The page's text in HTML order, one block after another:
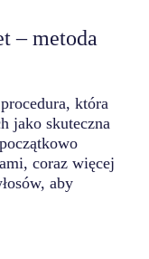
– metoda
która
jako skuteczna
coraz więcej
aby